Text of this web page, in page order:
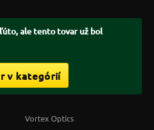
ale tento tovar už bol
v kategórií
Vortex Optics